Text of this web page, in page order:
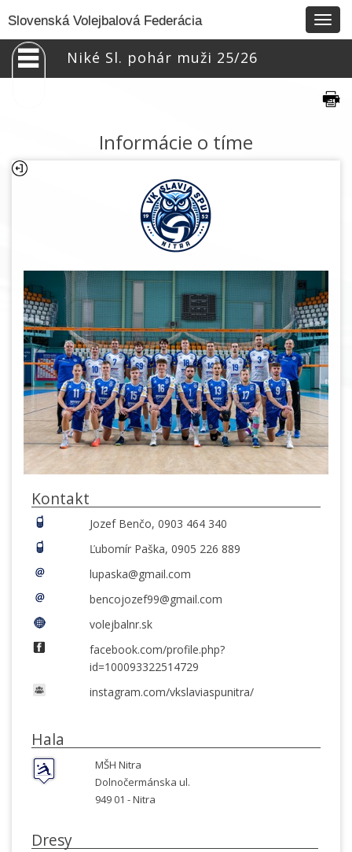
Slovenská Volejbalová Federácia
Niké Sl. pohár muži 25/26
Informácie o tíme
Kontakt
Jozef Benčo, 0903 464 340
Ľubomír Paška, 0905 226 889
lupaska@gmail.com
bencojozef99@gmail.com
volejbalnr.sk
facebook.com/profile.php?
id=100093322514729
instagram.com/vkslaviaspunitra/
Hala
MŠH Nitra
Dolnočermánska ul.
949 01 -Nitra
Dresy